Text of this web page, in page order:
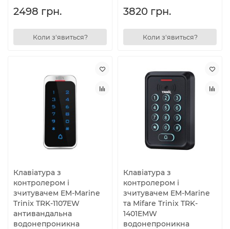
2498 грн.
Коли з'явиться?
3820 грн.
Коли з'явиться?
Клавіатура з
контролером і
зчитувачем EM-Marine
Trinix TRK-1107EW
антивандальна
водонепроникна
Клавіатура з
контролером і
зчитувачем EM-Marine
та Mifare Trinix TRK-
1401EMW
водонепроникна